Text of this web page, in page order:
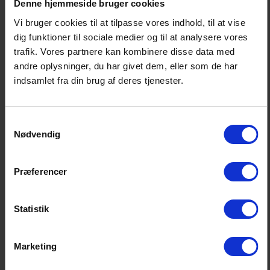
Denne hjemmeside bruger cookies
Vi bruger cookies til at tilpasse vores indhold, til at vise
dig funktioner til sociale medier og til at analysere vores
trafik. Vores partnere kan kombinere disse data med
andre oplysninger, du har givet dem, eller som de har
indsamlet fra din brug af deres tjenester.
Nødvendig
Præferencer
Statistik
Marketing
nye medarbejdere fra, så går det også her den forkerte
vej med kønsfordelingen. I gennemsnit er andelen af
kvinder på disse uddannelser faldet fra 29 pct. i 2023 til
På erhvervsakademiernes uddannelse til datamatiker
ser vi en positiv udvikling fra 2023 til i år, men fra et
af kvindelige studerende på datamatikeruddannelsen
”Det er problematisk, fordi finanssektoren i stigende
grad bliver digitalisereret. Vi har derfor brug for at kunne
tiltrække langt flere og fra et langt bredere